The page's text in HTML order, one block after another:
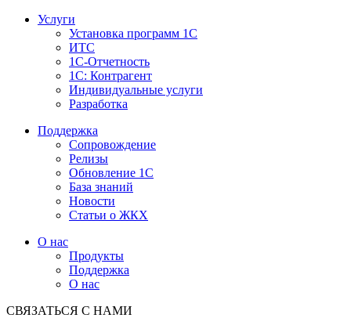
Услуги
Установка программ 1С
ИТС
1С-Отчетность
1С: Контрагент
Индивидуальные услуги
Разработка
Поддержка
Сопровождение
Релизы
Обновление 1С
База знаний
Новости
Статьи о ЖКХ
О нас
Продукты
Поддержка
О нас
СВЯЗАТЬСЯ С НАМИ